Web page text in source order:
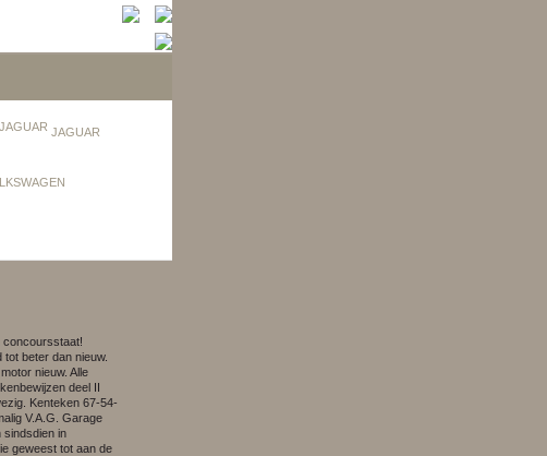
JAGUAR
concoursstaat!
beter dan nieuw.
nieuw. Alle
deel II
Kenteken 67-54-
V.A.G. Garage
sindsdien in
geweest tot aan de